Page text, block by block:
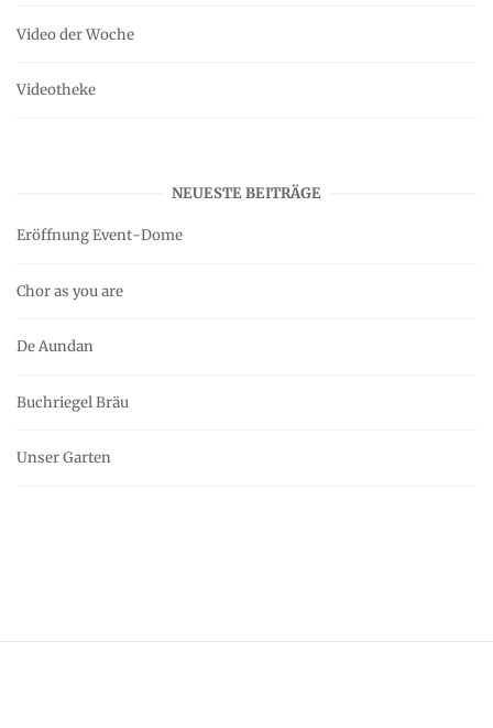
Video der Woche
Videotheke
NEUESTE BEITRÄGE
Eröffnung Event-Dome
Chor as you are
De Aundan
Buchriegel Bräu
Unser Garten